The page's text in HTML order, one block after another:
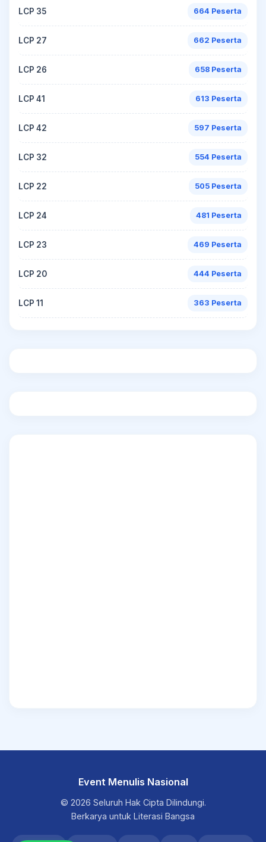
LCP 35 664 Peserta
LCP 27 662 Peserta
LCP 26 658 Peserta
LCP 41 613 Peserta
LCP 42 597 Peserta
LCP 32 554 Peserta
LCP 22 505 Peserta
LCP 24 481 Peserta
LCP 23 469 Peserta
LCP 20 444 Peserta
LCP 11 363 Peserta
Event Menulis Nasional
© 2026 Seluruh Hak Cipta Dilindungi.
Berkarya untuk Literasi Bangsa